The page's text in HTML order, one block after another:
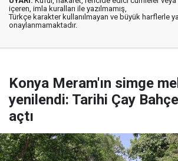
içeren, imla kuralları ile yazılmamış,
Türkçe karakter kullanılmayan ve büyük harflerle
onaylanmamaktadır.
Konya Meram'ın simge
yenilendi: Tarihi Çay
açtı